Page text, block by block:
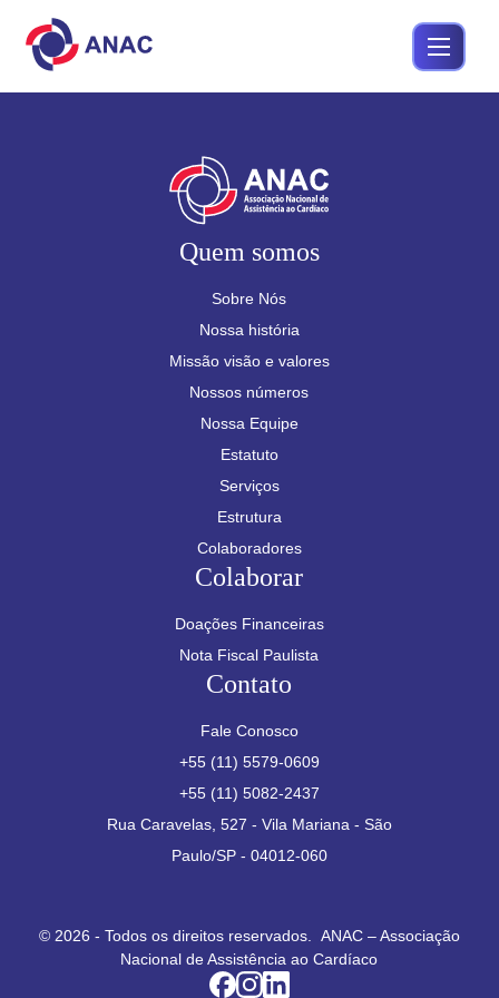
Quem somos
Sobre Nós
Nossa história
Missão visão e valores
Nossos números
Nossa Equipe
Estatuto
Serviços
Estrutura
Colaboradores
Colaborar
Doações Financeiras
Nota Fiscal Paulista
Contato
Fale Conosco
+55 (11) 5579-0609
+55 (11) 5082-2437
Rua Caravelas, 527 - Vila Mariana - São
Paulo/SP - 04012-060
© 2026 - Todos os direitos reservados.
ANAC – Associação
Nacional de Assistência ao Cardíaco